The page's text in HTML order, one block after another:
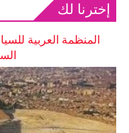
إخترنا لك
المنظمة العربية